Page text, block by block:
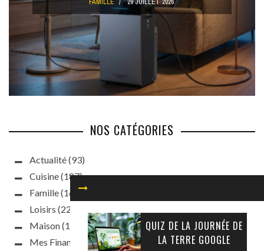
QUIZ DE LA JOURNÉE DE
LA TERRE GOOGLE
NOS CATÉGORIES
Actualité(93)
Cuisine(187)
Famille(160)
Loisirs (220)
Maison(188)
Mes Finances
(63)